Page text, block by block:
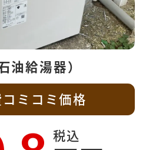
油給湯器）
ミコミ価格
税込